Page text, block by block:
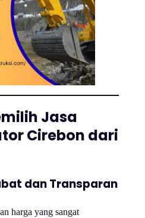
Jasa
Cirebon dari
dan Transparan
harga yang sangat